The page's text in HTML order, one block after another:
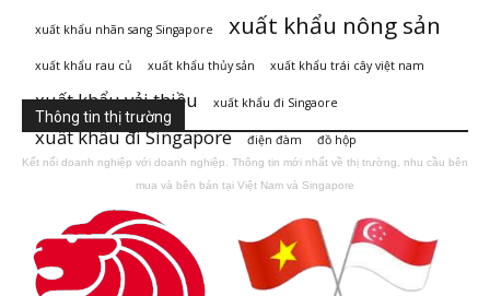
xuất khẩu nhãn sang Singapore xuất khẩu nông sản
xuất khẩu rau củ xuất khẩu thủy sản xuất khẩu trái cây việt nam
xuất khẩu vải thiều xuất khẩu đi Singaore
xuất khẩu đi Singapore điện đàm đồ hộp
Thông tin thị trường
Kết nối doanh nghiệp với doanh nghiệp. Thông tin mới nhất về thị trường, nhu cầu bên
mua và bên bán tại Việt Nam và Singapore